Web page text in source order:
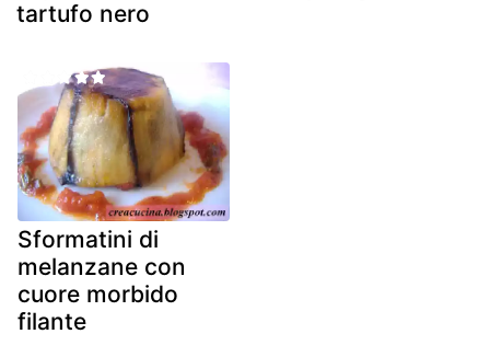
tartufo nero
Sformatini di
melanzane con
cuore morbido
filante